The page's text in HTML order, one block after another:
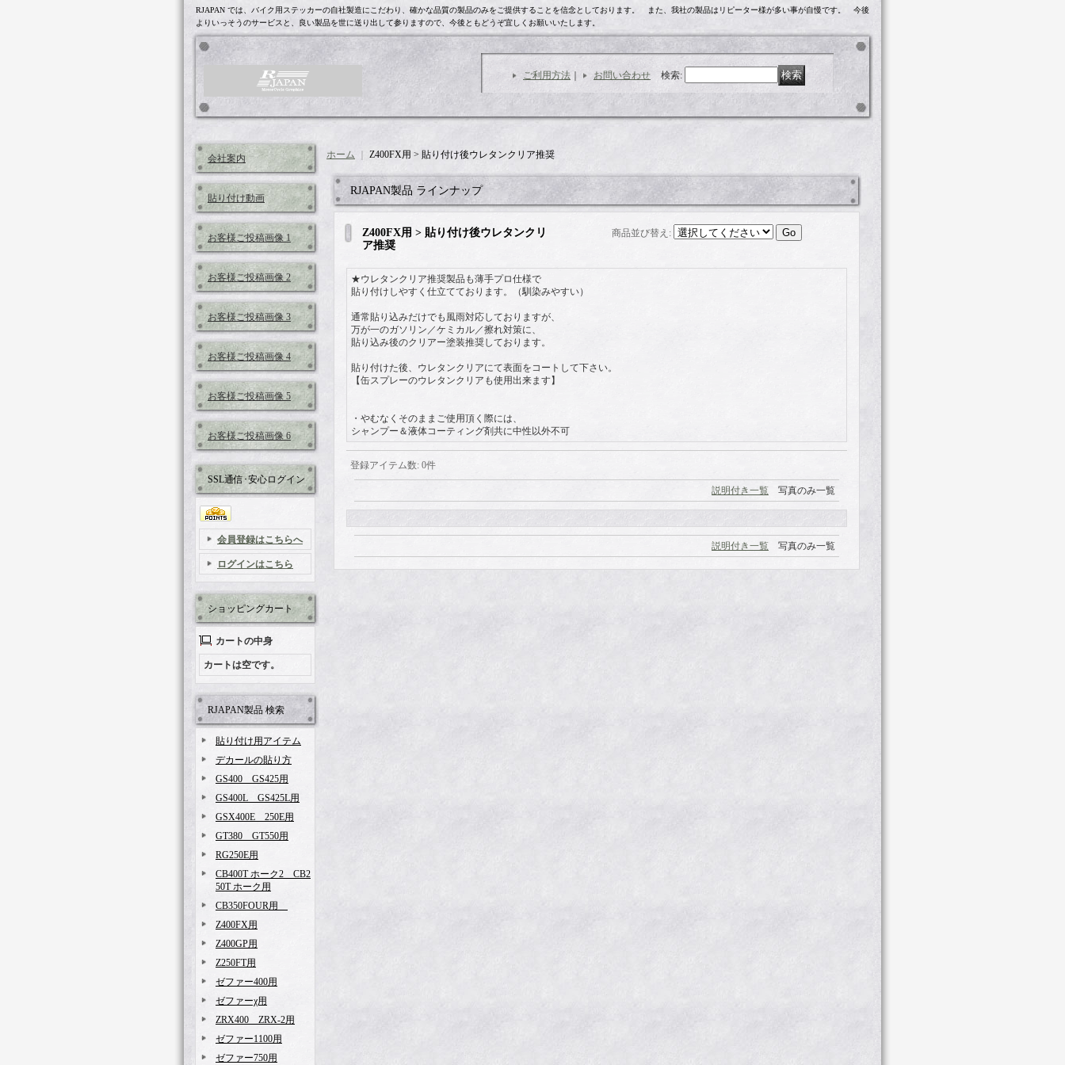
RJAPAN では、バイク用ステッカーの自社製造にこだわり、確かな品質の製品のみをご提供することを信念としております。 また、我社の製品はリピーター様が多い事が自慢です。 今後
よりいっそうのサービスと、良い製品を世に送り出して参りますので、今後ともどうぞ宜しくお願いいたします。
ご利用方法 お問い合わせ 検索:
会社案内
貼り付け動画
お客様ご投稿画像 1
お客様ご投稿画像 2
お客様ご投稿画像 3
お客様ご投稿画像 4
お客様ご投稿画像 5
お客様ご投稿画像 6
SSL通信･安心ログイン
会員登録はこちらへ
ログインはこちら
ショッピングカート
カートの中身
カートは空です。
RJAPAN製品 検索
貼り付け用アイテム
デカールの貼り方
GS400 GS425用
GS400L GS425L用
GSX400E 250E用
GT380 GT550用
RG250E用
CB400T ホーク2 CB2
50T ホーク用
CB350FOUR用
Z400FX用
Z400GP用
Z250FT用
ゼファー400用
ゼファーχ用
ZRX400 ZRX-2用
ゼファー1100用
ゼファー750用
ホーム Z400FX用 > 貼り付け後ウレタンクリア推奨
RJAPAN製品 ラインナップ
Z400FX用 > 貼り付け後ウレタンクリ
ア推奨
商品並び替え :
★ウレタンクリア推奨製品も薄手プロ仕様で
貼り付けしやすく仕立てております。（馴染みやすい）
通常貼り込みだけでも風雨対応しておりますが、
万が一のガソリン／ケミカル／擦れ対策に、
貼り込み後のクリアー塗装推奨しております。
貼り付けた後、ウレタンクリアにて表面をコートして下さい。
【缶スプレーのウレタンクリアも使用出来ます】
・やむなくそのままご使用頂く際には、
シャンプー＆液体コーティング剤共に中性以外不可
登録アイテム数: 0件
説明付き一覧 写真のみ一覧
説明付き一覧 写真のみ一覧